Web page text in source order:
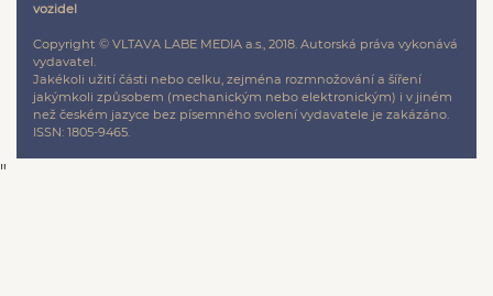
vozidel
Copyright © VLTAVA LABE MEDIA a.s., 2018. Autorská práva vykonává
vydavatel.
Jakékoli užití části nebo celku, zejména rozmnožování a šíření
jakýmkoli způsobem (mechanickým nebo elektronickým) i v jiném
než českém jazyce bez písemného svolení vydavatele je zakázáno.
ISSN: 1805-9465.
"